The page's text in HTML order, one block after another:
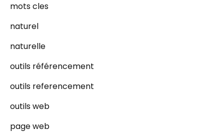
mots cles
naturel
naturelle
outils référencement
outils referencement
outils web
page web